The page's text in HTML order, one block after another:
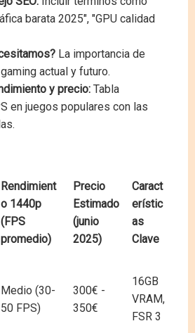
barata 2025", "GPU calidad
La importancia de
actual y futuro.
y precio: Tabla
en juegos populares con las
Rendimient
o 1440p
(FPS
promedio)
Precio
Estimado
(junio
2025)
Caract
erístic
as
Clave
Medio (30-
50 FPS)
300€ -
350€
16GB
VRAM,
FSR 3